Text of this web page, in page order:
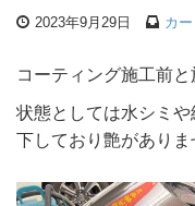
2023年9月29日 カ
コーティング施工前と
状態としては水シミ
下しており艶がありま